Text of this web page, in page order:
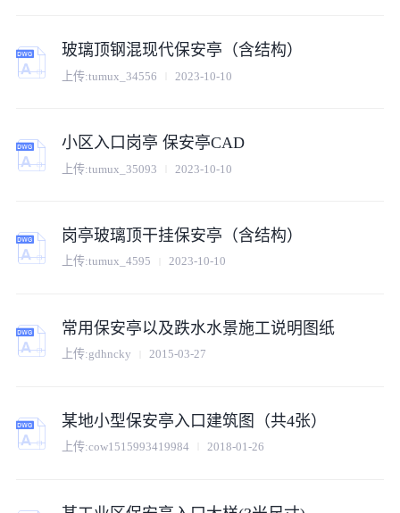
玻璃顶钢混现代保安亭（含结构）
上传:tumux_34556 2023-10-10
小区入口岗亭 保安亭CAD
上传:tumux_35093 2023-10-10
岗亭玻璃顶干挂保安亭（含结构）
上传:tumux_4595 2023-10-10
常用保安亭以及跌水水景施工说明图纸
上传:gdhncky 2015-03-27
某地小型保安亭入口建筑图（共4张）
上传:cow1515993419984 2018-01-26